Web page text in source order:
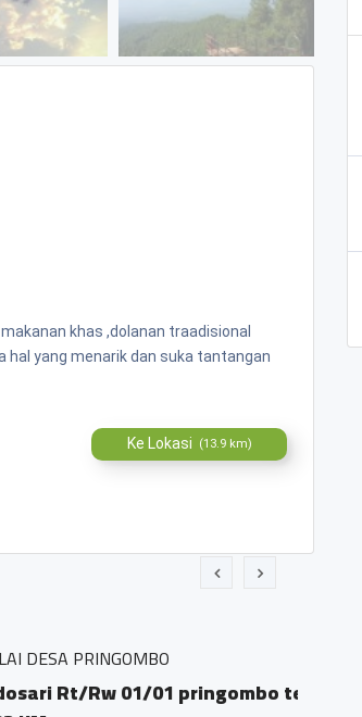
khas ,dolanan traadisional
hal yang menarik dan suka tantangan
Ke Lokasi (13.9 km)
magelang.56161